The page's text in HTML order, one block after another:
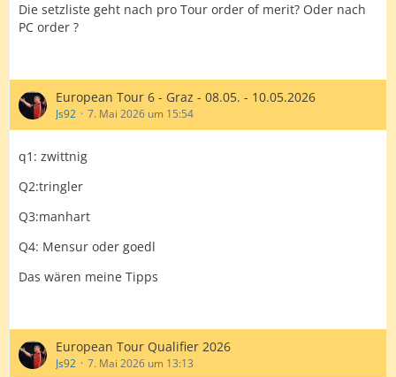
Die setzliste geht nach pro Tour order of merit? Oder nach
PC order ?
European Tour 6 - Graz - 08.05. - 10.05.2026
Js92 7. Mai 2026 um 15:54
q1: zwittnig
Q2:tringler
Q3:manhart
Q4: Mensur oder goedl
Das wären meine Tipps
European Tour Qualifier 2026
Js92 7. Mai 2026 um 13:13